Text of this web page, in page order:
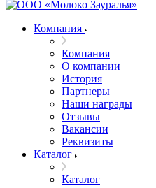
Компания
Компания
О компании
История
Партнеры
Наши награды
Отзывы
Вакансии
Реквизиты
Каталог
Каталог